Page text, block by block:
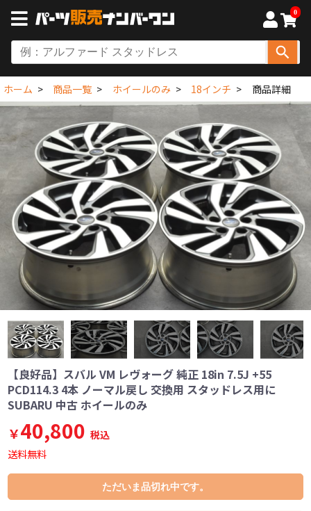
0
ホーム 商品一覧 ホイールのみ 18インチ 商品詳細
【良好品】スバル VM レヴォーグ 純正 18in 7.5J +55
PCD114.3 4本 ノーマル戻し 交換用 スタッドレス用に
SUBARU 中古 ホイールのみ
￥40,800 税込
送料無料
ただいま品切れ中です。